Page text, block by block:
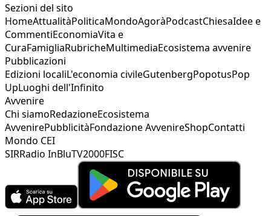
Sezioni del sito
HomeAttualitàPoliticaMondoAgoràPodcastChiesaIdee e
CommentiEconomiaVita e
CuraFamigliaRubricheMultimediaEcosistema avvenire
Pubblicazioni
Edizioni localiL'economia civileGutenbergPopotusPop
UpLuoghi dell'Infinito
Avvenire
Chi siamoRedazioneEcosistema
AvvenirePubblicitàFondazione AvvenireShopContatti
Mondo CEI
SIRRadio InBluTV2000FISC